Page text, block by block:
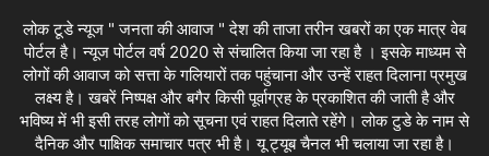
लोक टूडे न्यूज " जनता की आवाज " देश की ताजा तरीन खबरों का एक मात्र वेब
पोर्टल है। न्यूज पोर्टल वर्ष 2020 से संचालित किया जा रहा है । इसके माध्यम से
लोगों की आवाज को सत्ता के गलियारों तक पहुंचाना और उन्हें राहत दिलाना प्रमुख
लक्ष्य है। खबरें निष्पक्ष और बगैर किसी पूर्वाग्रह के प्रकाशित की जाती है और
भविष्य में भी इसी तरह लोगों को सूचना एवं राहत दिलाते रहेंगे। लोक टुडे के नाम से
दैनिक और पाक्षिक समाचार पत्र भी है। यू ट्यूब चैनल भी चलाया जा रहा है।